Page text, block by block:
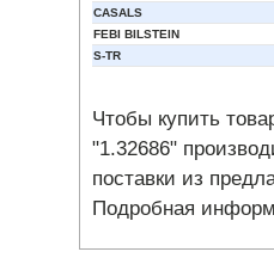
CASALS
FEBI BILSTEIN
S-TR
Чтобы купить
"1.32686"
поставки из
Подробная